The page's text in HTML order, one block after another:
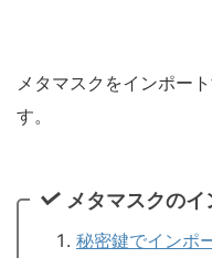
メタマスクをインポー
す。
メタマスクの
秘密鍵でインポ